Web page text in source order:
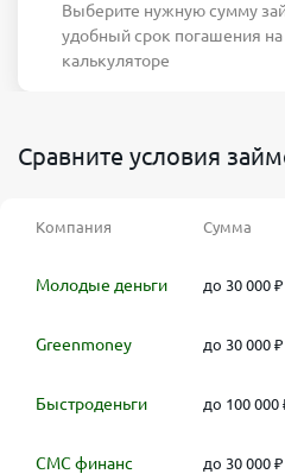
Выберите нужную сумму
удобный срок погашения на
калькуляторе
Сравните условия
Компания Сумма
Молодые деньги до 30 000 ₽
Greenmoney до 30 000 ₽
Быстроденьги до 100 000
СМС финанс до 30 000 ₽